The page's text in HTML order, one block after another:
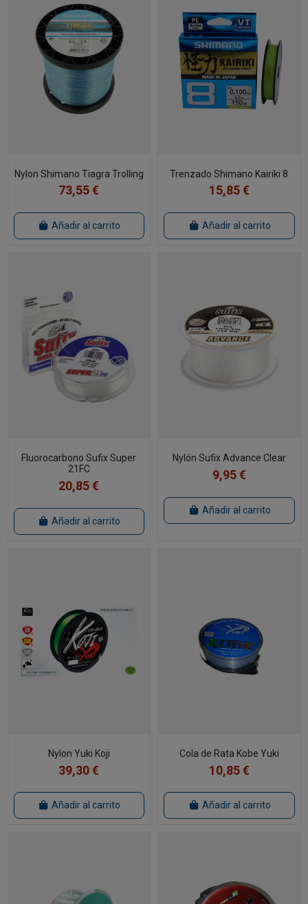
Nylon Shimano Tiagra Trolling
73,55 €
Añadir al carrito
Trenzado Shimano Kairiki 8
15,85 €
Añadir al carrito
Fluorocarbono Sufix Super
21FC
20,85 €
Añadir al carrito
Nylón Sufix Advance Clear
9,95 €
Añadir al carrito
Nylon Yuki Koji
39,30 €
Añadir al carrito
Cola de Rata Kobe Yuki
10,85 €
Añadir al carrito